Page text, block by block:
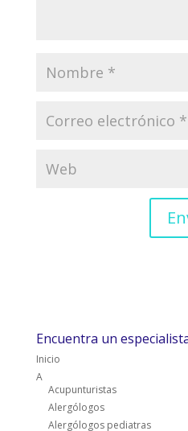
Encuentra un
Inicio
A
Acupunturistas
Alergólogos
Alergólogos pediatras